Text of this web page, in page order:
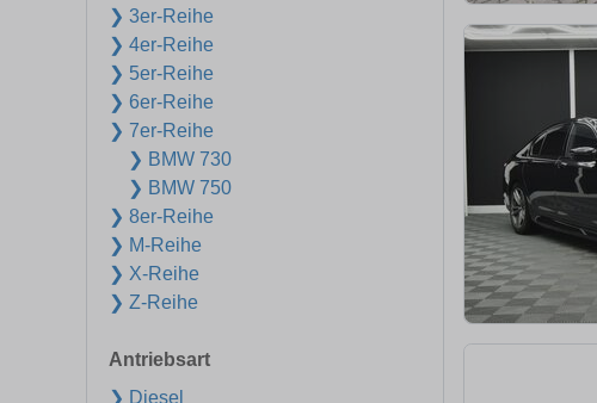
❯ 3er-Reihe
❯ 4er-Reihe
❯ 5er-Reihe
❯ 6er-Reihe
❯ 7er-Reihe
❯ BMW 730
❯ BMW 750
❯ 8er-Reihe
❯ M-Reihe
❯ X-Reihe
❯ Z-Reihe
Antriebsart
❯ Diesel